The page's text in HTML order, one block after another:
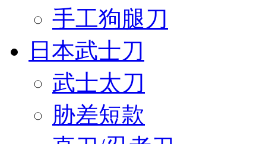
手工狗腿刀
日本武士刀
武士太刀
胁差短款